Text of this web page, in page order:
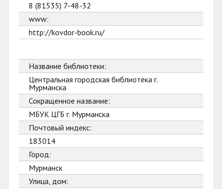
8 (81535) 7-48-32
www:
http://kovdor-book.ru/
Название библиотеки:
Центральная городская библиотека г.
Мурманска
Сокращенное название:
МБУК ЦГБ г. Мурманска
Почтовый индекс:
183014
Город:
Мурманск
Улица, дом: